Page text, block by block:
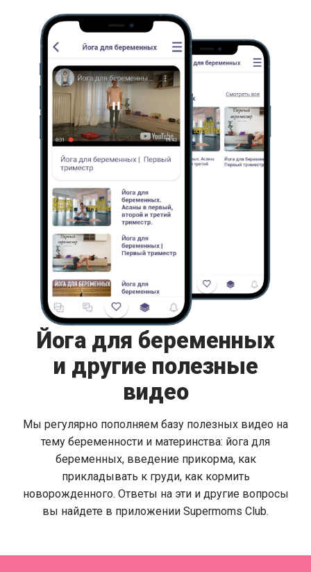
Йога для беременных
и другие полезные
видео
Мы регулярно пополняем базу полезных видео на
тему беременности и материнства: йога для
беременных, введение прикорма, как
прикладывать к груди, как кормить
новорожденного. Ответы на эти и другие вопросы
вы найдете в приложении Supermoms Club.